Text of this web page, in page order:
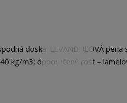
doska: LEVANDUĽOVÁ pena
kg/m3; doporučený rošt –